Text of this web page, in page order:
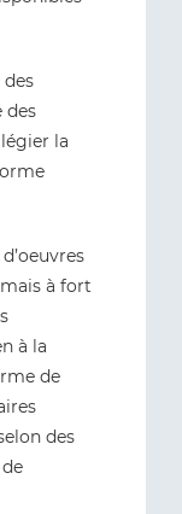
des
des
la
à fort
à la
de
des